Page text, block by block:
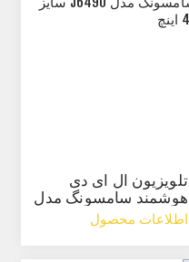
تلویزیون ال ای دی
هوشمند سامسونگ مدل
J6490 سایز 48 اینچ
اطلاعات محصول